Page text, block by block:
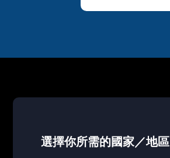
選擇你所需的國家／地區